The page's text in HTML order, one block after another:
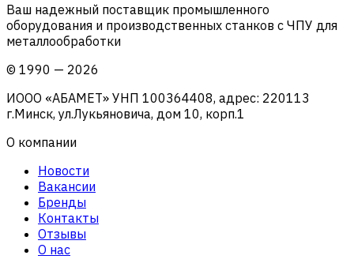
Ваш надежный поставщик промышленного
оборудования и производственных станков с ЧПУ для
металлообработки
© 1990 — 2026
ИООО «АБАМЕТ» УНП 100364408, адрес: 220113
г.Минск, ул.Лукьяновича, дом 10, корп.1
О компании
Новости
Вакансии
Бренды
Контакты
Отзывы
О нас